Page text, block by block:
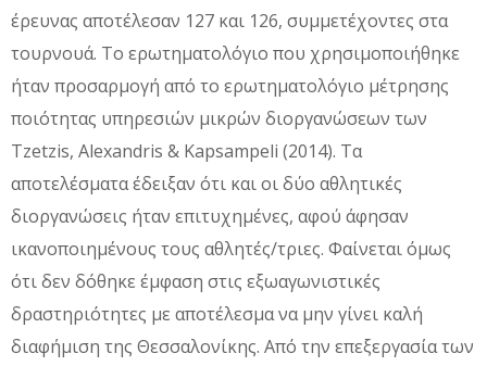
έρευνας αποτέλεσαν 127 και 126, συμμετέχοντες στα
τουρνουά. Το ερωτηματολόγιο που χρησιμοποιήθηκε
ήταν προσαρμογή από το ερωτηματολόγιο μέτρησης
ποιότητας υπηρεσιών μικρών διοργανώσεων των
Tzetzis, Alexandris & Kapsampeli (2014). Τα
αποτελέσματα έδειξαν ότι και οι δύο αθλητικές
διοργανώσεις ήταν επιτυχημένες, αφού άφησαν
ικανοποιημένους τους αθλητές/τριες. Φαίνεται όμως
ότι δεν δόθηκε έμφαση στις εξωαγωνιστικές
δραστηριότητες με αποτέλεσμα να μην γίνει καλή
διαφήμιση της Θεσσαλονίκης. Από την επεξεργασία των